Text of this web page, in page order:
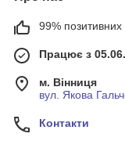
99% позитивних
Працює з
м. Вінниця
вул. Якова
Контакти